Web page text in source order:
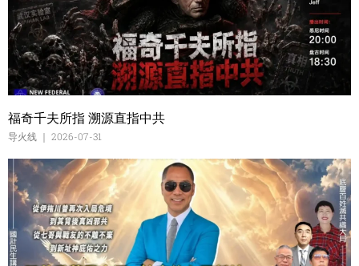
福奇千夫所指 溯源直指中共
导火线 2026-07-31